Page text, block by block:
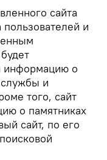
сайта
пользователей и
информацию о
службы и
того, сайт
о памятниках
сайт, по его